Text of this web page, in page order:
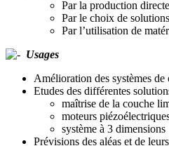
Par la production
Par le choix de
Par l’utilisation de
Usages
Amélioration des systèmes
Etudes des différentes
maîtrise de la couche
moteurs
système à 3 dimensions
Prévisions des aléas et de